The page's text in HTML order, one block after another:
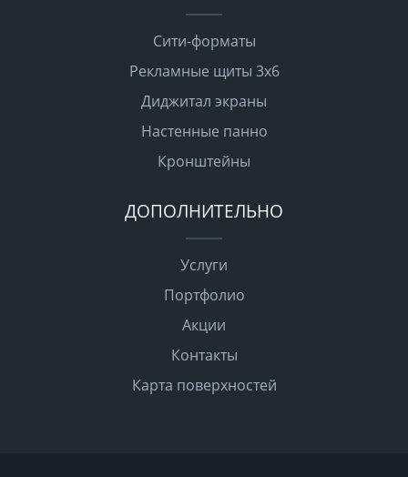
Сити-форматы
Рекламные щиты 3х6
Диджитал экраны
Настенные панно
Кронштейны
ДОПОЛНИТЕЛЬНО
Услуги
Портфолио
Акции
Контакты
Карта поверхностей